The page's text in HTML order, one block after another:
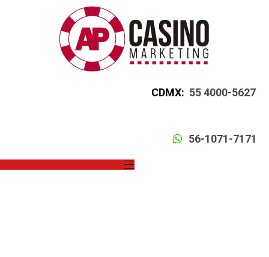
CDMX: 55 4000-5627
56-1071-7171